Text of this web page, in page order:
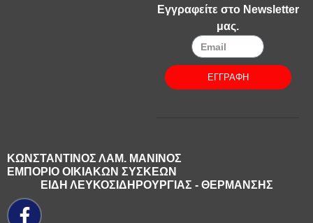
Εγγραφείτε στο Newsletter
μας.
ΕΓΓΡΑΦΗ
ΚΩΝΣΤΑΝΤΙΝΟΣ ΛΑΜ. ΜΑΝΙΝΟΣ
ΕΜΠΟΡΙΟ ΟΙΚΙΑΚΩΝ ΣΥΣΚΕΩΝ
ΕΙΔΗ ΛΕΥΚΟΣΙΔΗΡΟΥΡΓΙΑΣ - ΘΕΡΜΑΝΣΗΣ